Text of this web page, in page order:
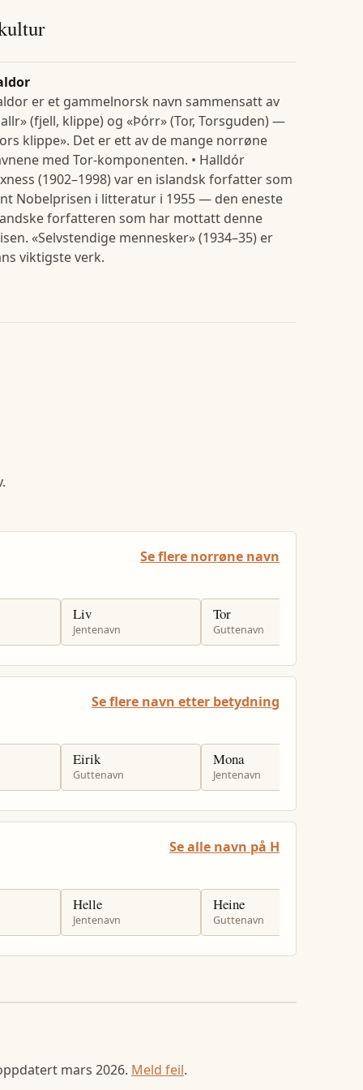
er et gammelnorsk navn sammensatt av
(fjell, klippe) og «Þórr» (Tor, Torsguden) —
klippe». Det er ett av de mange norrøne
med Tor-komponenten. • Halldór
(1902–1998) var en islandsk forfatter som
Nobelprisen i litteratur i 1955 — den eneste
forfatteren som har mottatt denne
«Selvstendige mennesker» (1934–35) er
viktigste verk.
Se flere norrøne navn
Liv
Jentenavn
Tor
Guttenavn
Se flere navn etter betydning
Eirik
Guttenavn
Mona
Jentenavn
Se alle navn på H
Helle
Jentenavn
Heine
Guttenavn
mars 2026. Meld feil.